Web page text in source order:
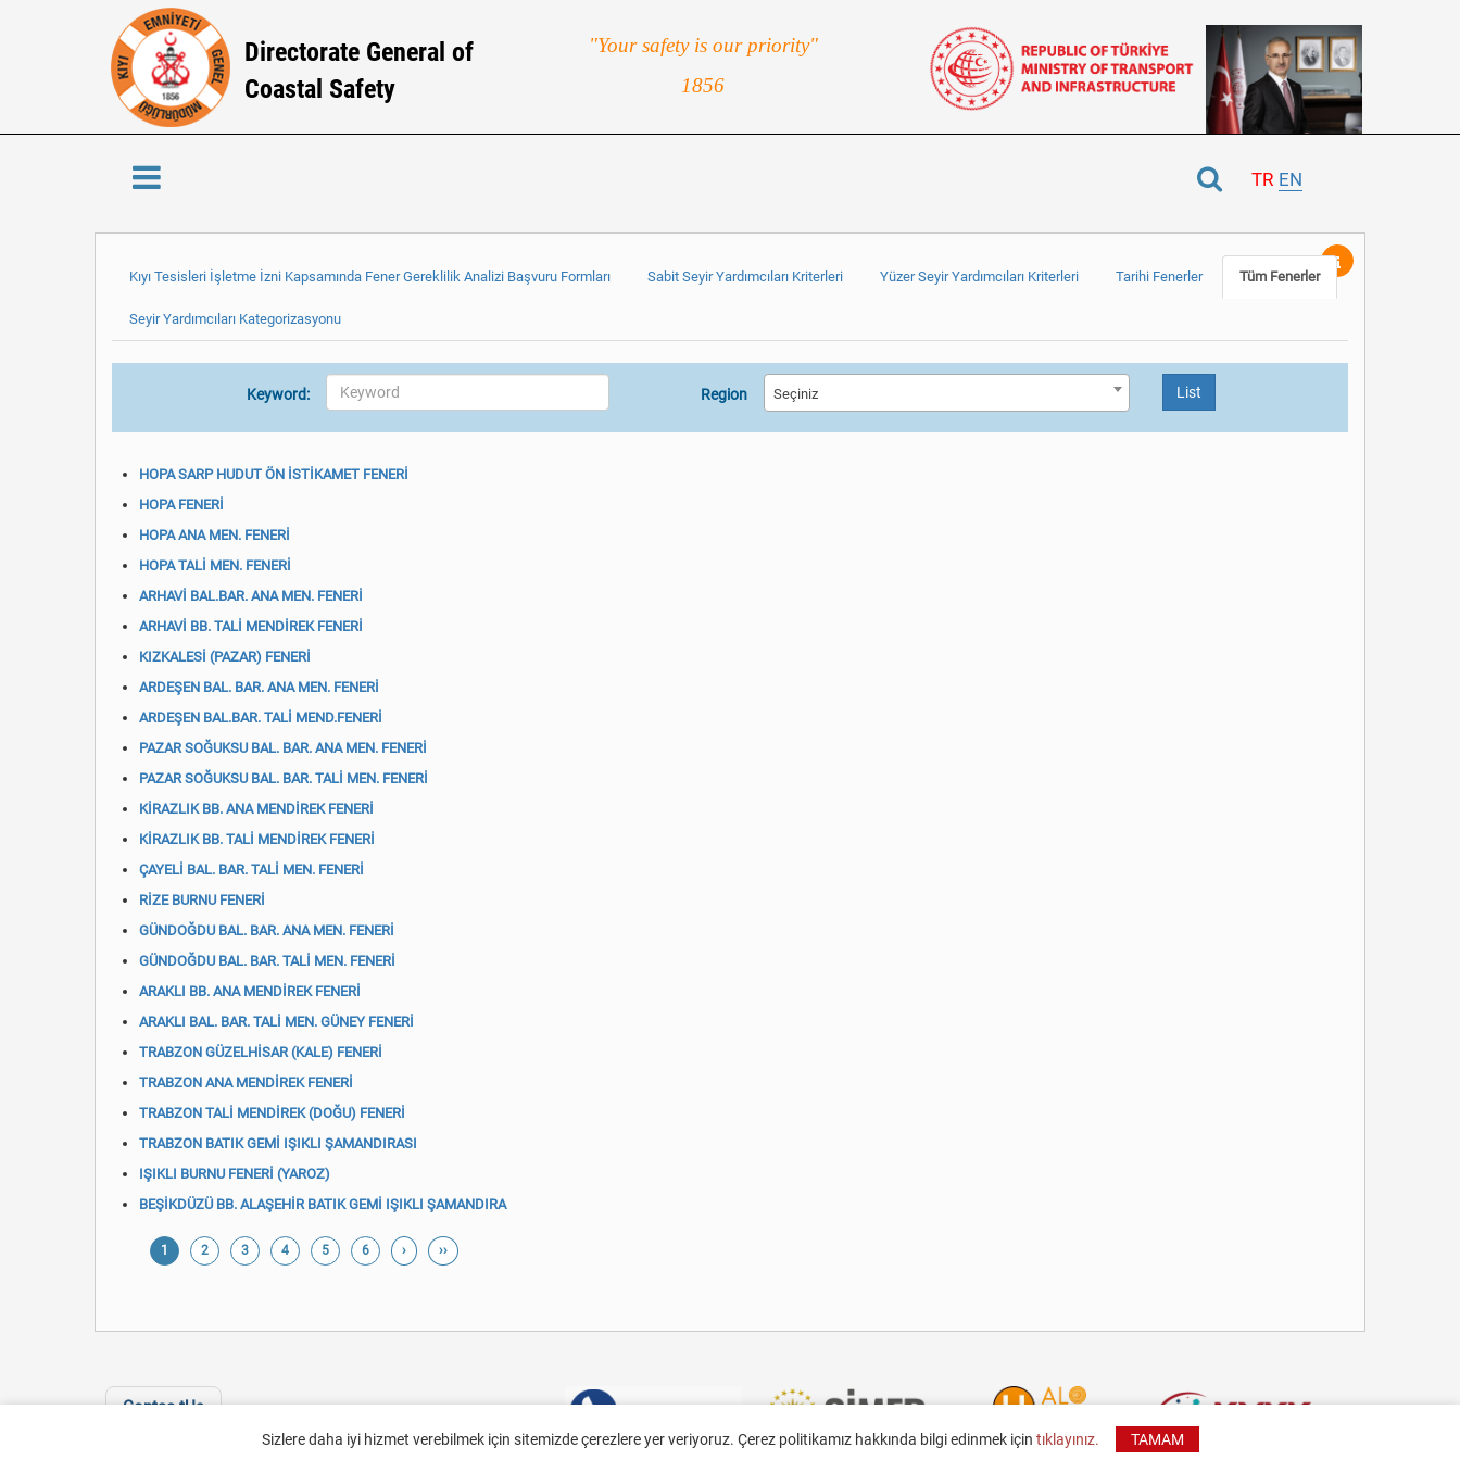
Directorate General of
Coastal Safety
"Your safety is our priority"
1856
TR EN
Kıyı Tesisleri İşletme İzni Kapsamında Fener Gereklilik Analizi Başvuru Formları Sabit Seyir Yardımcıları Kriterleri Yüzer Seyir Yardımcıları Kriterleri Tarihi Fenerler Tüm Fenerler
Seyir Yardımcıları Kategorizasyonu
Keyword: Region Seçiniz List
HOPA SARP HUDUT ÖN İSTİKAMET FENERİ
HOPA FENERİ
HOPA ANA MEN. FENERİ
HOPA TALİ MEN. FENERİ
ARHAVİ BAL.BAR. ANA MEN. FENERİ
ARHAVİ BB. TALİ MENDİREK FENERİ
KIZKALESİ (PAZAR) FENERİ
ARDEŞEN BAL. BAR. ANA MEN. FENERİ
ARDEŞEN BAL.BAR. TALİ MEND.FENERİ
PAZAR SOĞUKSU BAL. BAR. ANA MEN. FENERİ
PAZAR SOĞUKSU BAL. BAR. TALİ MEN. FENERİ
KİRAZLIK BB. ANA MENDİREK FENERİ
KİRAZLIK BB. TALİ MENDİREK FENERİ
ÇAYELİ BAL. BAR. TALİ MEN. FENERİ
RİZE BURNU FENERİ
GÜNDOĞDU BAL. BAR. ANA MEN. FENERİ
GÜNDOĞDU BAL. BAR. TALİ MEN. FENERİ
ARAKLI BB. ANA MENDİREK FENERİ
ARAKLI BAL. BAR. TALİ MEN. GÜNEY FENERİ
TRABZON GÜZELHİSAR (KALE) FENERİ
TRABZON ANA MENDİREK FENERİ
TRABZON TALİ MENDİREK (DOĞU) FENERİ
TRABZON BATIK GEMİ IŞIKLI ŞAMANDIRASI
IŞIKLI BURNU FENERİ (YAROZ)
BEŞİKDÜZÜ BB. ALAŞEHİR BATIK GEMİ IŞIKLI ŞAMANDIRA
1 2 3 4 5 6 › ››
Contac tUs
Sizlere daha iyi hizmet verebilmek için sitemizde çerezlere yer veriyoruz. Çerez politikamız hakkında bilgi edinmek için tıklayınız. TAMAM